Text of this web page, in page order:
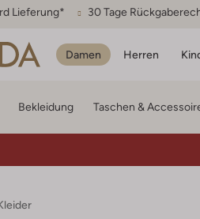
Lieferung* 30 Tage
Damen Herren
Bekleidung Taschen &